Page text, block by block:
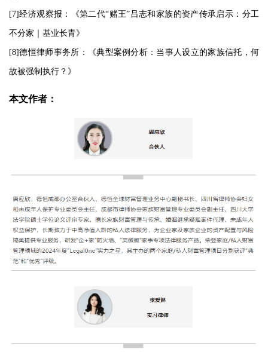
[7]经济观察报：《第二代“赌王”吕志和家族的资产传承启示：分工
不分家｜基业长青》
[8]德恒律师事务所：《典型案例分析：当事人设立的家族信托，何
故被强制执行？》
本文作者：